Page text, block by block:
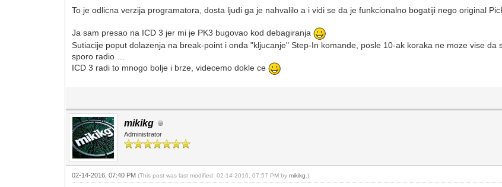
To je odlicna verzija programatora, dosta ljudi ga je nahvalilo a i vidi se da je funkcionalno bogatiji nego original
Ja sam presao na ICD 3 jer mi je PK3 bugovao kod debagiranja
Sutiacije poput dolazenja na break-point i onda "kljucanje" Step-In komande, posle 10-ak koraka ne moze vise
sporo radio …
ICD 3 radi to mnogo bolje i brze, videcemo dokle ce
mikikg
Administrator
02-14-2016, 07:40 PM(This post was last modified: 02-14-2016, 07:57 PM bymikikg .)